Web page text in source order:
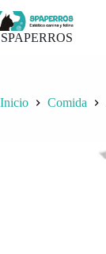
al
contenido
SPAPERROS
Inicio Comida